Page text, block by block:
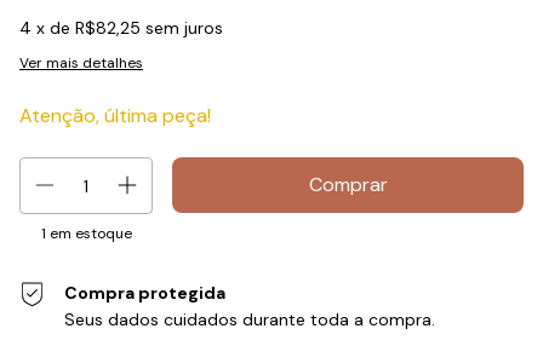
4 x de R$82,25 sem juros
Ver mais detalhes
Atenção, última peça!
1 em estoque
Compra protegida
Seus dados cuidados durante toda a compra.